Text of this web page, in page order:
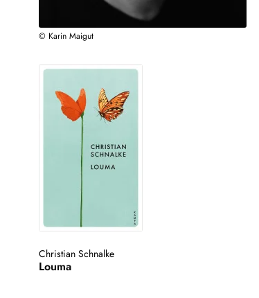
© Karin Maigut
Christian Schnalke
Louma